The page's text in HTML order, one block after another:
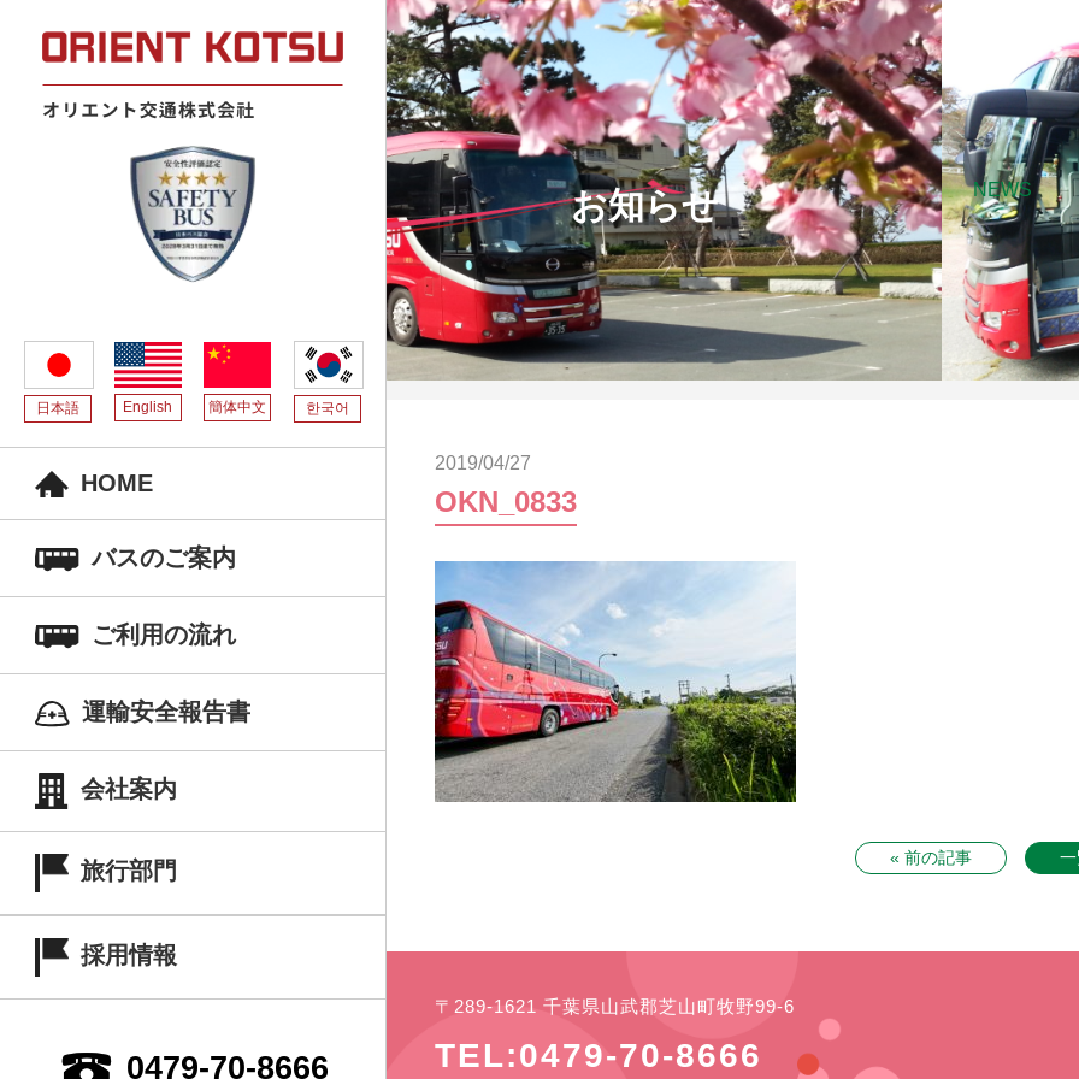
日本語 English 簡体中文 한국어
HOME
バスのご案内
ご利用の流れ
運輸安全報告書
会社案内
旅行部門
採用情報
0479-70-8666
お知らせ NEWS
2019/04/27
OKN_0833
« 前の記事
〒289-1621 千葉県山武郡芝山町牧野99-6
TEL:0479-70-8666